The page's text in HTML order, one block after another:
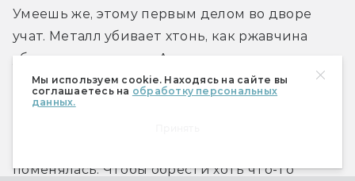
Мы используем cookie. Находясь на сайте вы
соглашаетесь на обработку персональных
данных.
Умеешь же, этому первым делом во дворе
учат. Металл убивает хтонь, как ржавчина
убивает механизмы. А мы и есть ржавчина на
теле этого города, потому что не
вписываемся во всю эту индустриальщину,
поменялась. Чтобы обрести хоть что-то